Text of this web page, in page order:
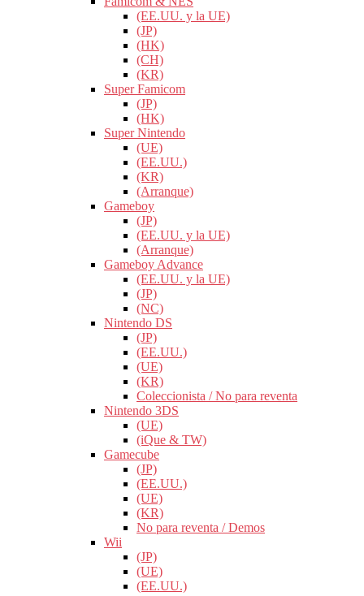
(EE.UU. y la UE)
(JP)
(HK)
(CH)
(KR)
Super Famicom
(JP)
(HK)
Super Nintendo
(UE)
(EE.UU.)
(KR)
(Arranque)
Gameboy
(JP)
(EE.UU. y la UE)
(Arranque)
Gameboy Advance
(EE.UU. y la UE)
(JP)
(NC)
Nintendo DS
(JP)
(EE.UU.)
(UE)
(KR)
Coleccionista / No para reventa
Nintendo 3DS
(UE)
(iQue & TW)
Gamecube
(JP)
(EE.UU.)
(UE)
(KR)
No para reventa / Demos
Wii
(JP)
(UE)
(EE.UU.)